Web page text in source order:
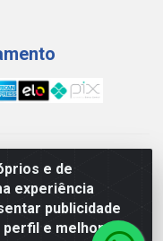
e de
experiência
publicidade
e melhorar a
DE MATERIAL
790 -
61.604-505 - CNPJ
20